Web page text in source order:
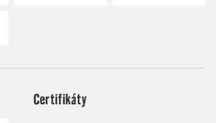
Certifikáty